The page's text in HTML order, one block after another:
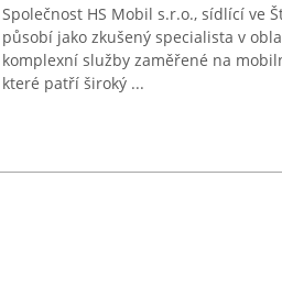
Společnost HS Mobil s.r.o., sídlící ve
působí jako zkušený specialista v
komplexní služby zaměřené na
které patří široký ...